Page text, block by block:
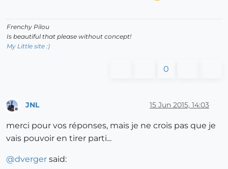
Frenchy Pilou
Is beautiful that please without concept!
My Little site :)
0
JNL 15 Jun 2015, 14:03
merci pour vos réponses, mais je ne crois pas que je
vais pouvoir en tirer parti...
@dverger said: